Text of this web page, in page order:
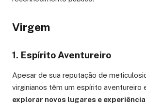
Virgem
1. Espírito Aventureiro
Apesar de sua reputação de
virginianos têm um espírito aventureiro
explorar novos lugares e